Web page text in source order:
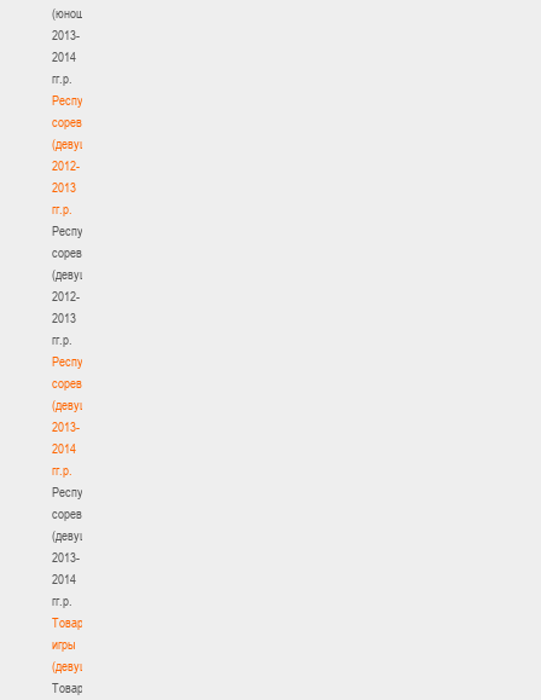
(юноши)
2013-
2014
гг.р.
Республиканские
соревнования
(девушки)
2012-
2013
гг.р.
Республиканские
соревнования
(девушки)
2012-
2013
гг.р.
Республиканские
соревнования
(девушки)
2013-
2014
гг.р.
Республиканские
соревнования
(девушки)
2013-
2014
гг.р.
Товарищеские
игры
(девушки)
Товарищеские